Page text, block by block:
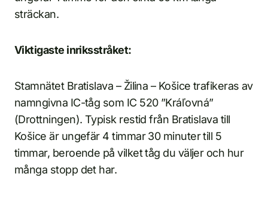
sträckan.
Viktigaste inriksstråket:
Stamnätet Bratislava – Žilina – Košice trafikeras av
namngivna IC-tåg som IC 520 ”Kráľovná”
(Drottningen). Typisk restid från Bratislava till
Košice är ungefär 4 timmar 30 minuter till 5
timmar, beroende på vilket tåg du väljer och hur
många stopp det har.